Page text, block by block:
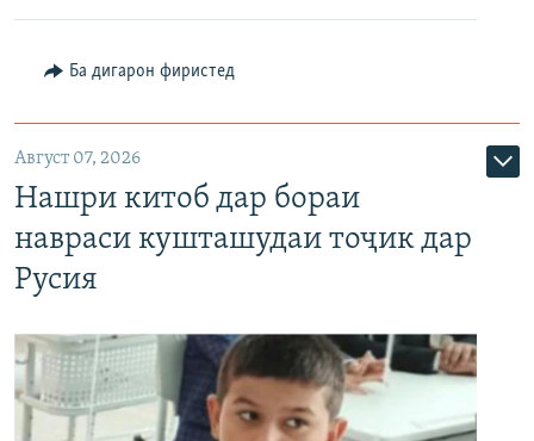
Ба дигарон фиристед
Август 07, 2026
Нашри китоб дар бораи
навраси кушташудаи тоҷик дар
Русия